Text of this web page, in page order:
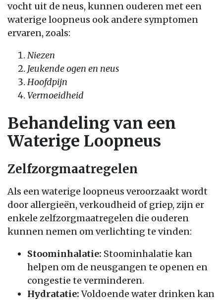
vocht uit de neus, kunnen ouderen met een
waterige loopneus ook andere symptomen
ervaren, zoals:
Niezen
Jeukende ogen en neus
Hoofdpijn
Vermoeidheid
Behandeling van een
Waterige Loopneus
Zelfzorgmaatregelen
Als een waterige loopneus veroorzaakt wordt
door allergieën, verkoudheid of griep, zijn er
enkele zelfzorgmaatregelen die ouderen
kunnen nemen om verlichting te vinden:
Stoominhalatie: Stoominhalatie kan
helpen om de neusgangen te openen en
congestie te verminderen.
Hydratatie:Voldoende water drinken kan